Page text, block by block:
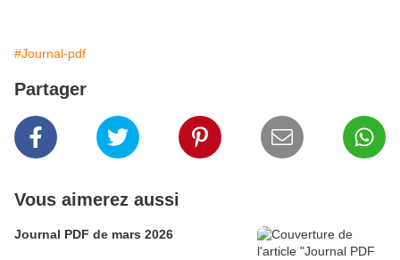
#Journal-pdf
Partager
Vous aimerez aussi
Journal PDF de mars 2026